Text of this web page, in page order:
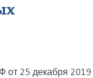
от 25 декабря 2019